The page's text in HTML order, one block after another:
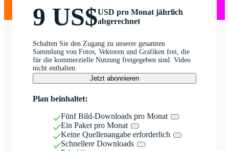
9 US$USD pro Monat jährlich
abgerechnet
Schalten Sie den Zugang zu unserer gesamten
Sammlung von Fotos, Vektoren und Grafiken frei, die
für die kommerzielle Nutzung freigegeben sind. Video
nicht enthalten.
Jetzt abonnieren
Plan beinhaltet:
Fünf Bild-Downloads pro Monat
Ein Paket pro Monat
Keine Quellenangabe erforderlich
Schnellere Downloads